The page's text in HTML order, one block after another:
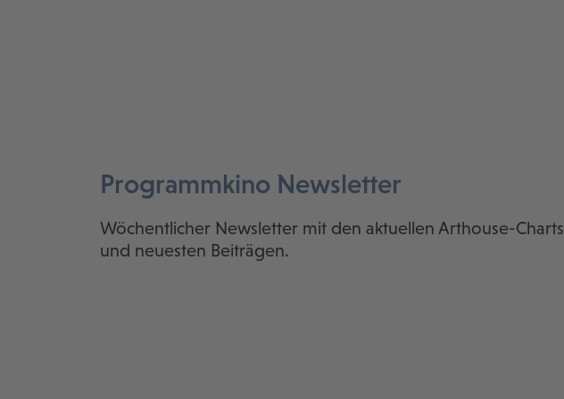
Programmkino Newsletter
Wöchentlicher Newsletter mit den aktuellen Arthouse-Charts
und neuesten Beiträgen.